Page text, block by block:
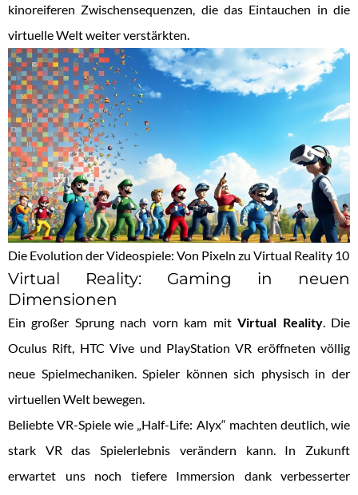
kinoreiferen Zwischensequenzen, die das Eintauchen in die
virtuelle Welt weiter verstärkten.
Die Evolution der Videospiele: Von Pixeln zu Virtual Reality 10
Virtual Reality: Gaming in neuen
Dimensionen
Ein großer Sprung nach vorn kam mitVirtual Reality. Die
Oculus Rift, HTC Vive und PlayStation VR eröffneten völlig
neue Spielmechaniken. Spieler können sich physisch in der
virtuellen Welt bewegen.
Beliebte VR-Spiele wie „Half-Life: Alyx“ machten deutlich, wie
stark VR das Spielerlebnis verändern kann. In Zukunft
erwartet uns noch tiefere Immersion dank verbesserter